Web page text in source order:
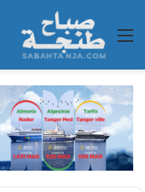
القائمة